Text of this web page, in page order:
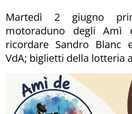
Martedì 2 giugno
motoraduno degli Amì
ricordare Sandro Blanc
VdA; biglietti della lotteria